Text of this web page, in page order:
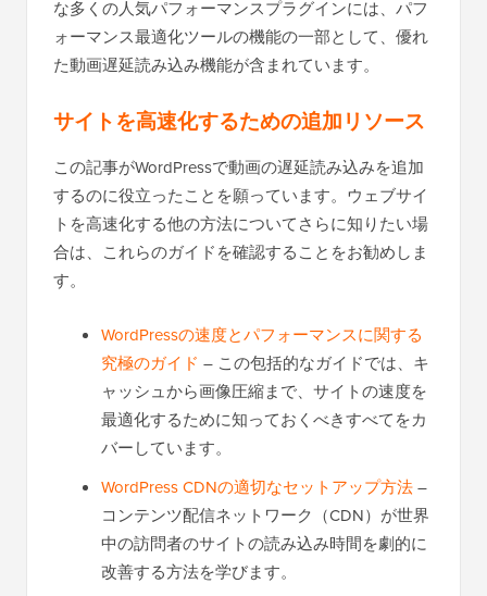
な多くの人気パフォーマンスプラグインには、パフ
ォーマンス最適化ツールの機能の一部として、優れ
た動画遅延読み込み機能が含まれています。
サイトを高速化するための追加リソース
この記事がWordPressで動画の遅延読み込みを追加
するのに役立ったことを願っています。ウェブサイ
トを高速化する他の方法についてさらに知りたい場
合は、これらのガイドを確認することをお勧めしま
す。
WordPressの速度とパフォーマンスに関する
究極のガイド – この包括的なガイドでは、キ
ャッシュから画像圧縮まで、サイトの速度を
最適化するために知っておくべきすべてをカ
バーしています。
WordPress CDNの適切なセットアップ方法–
コンテンツ配信ネットワーク（CDN）が世界
中の訪問者のサイトの読み込み時間を劇的に
改善する方法を学びます。